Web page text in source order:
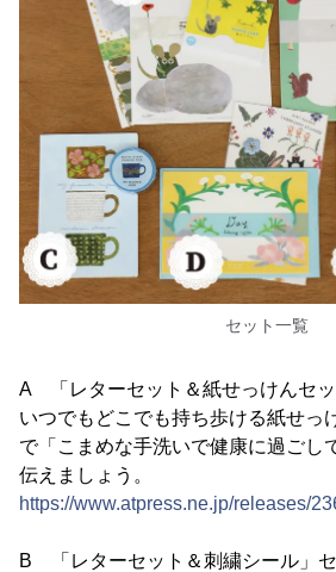
セット一覧
A 「レターセット＆紙せっけんセッ
いつでもどこでも持ち歩ける紙せっ
で「こまめな手洗いで健康に過ごし
伝えましょう。
https://www.atpress.ne.jp/releases/
B 「レターセット＆刺繍シール」セ